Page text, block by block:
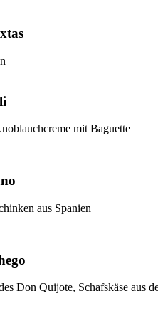
mit Baguette
aus Spanien
Don Quijote, Schafskäse aus